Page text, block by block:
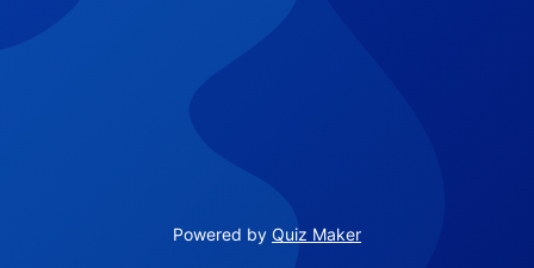
Powered by Quiz Maker